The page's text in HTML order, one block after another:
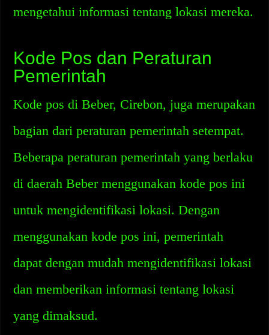
mengetahui informasi tentang lokasi mereka.
Kode Pos dan Peraturan
Pemerintah
Kode pos di Beber, Cirebon, juga merupakan
bagian dari peraturan pemerintah setempat.
Beberapa peraturan pemerintah yang berlaku
di daerah Beber menggunakan kode pos ini
untuk mengidentifikasi lokasi. Dengan
menggunakan kode pos ini, pemerintah
dapat dengan mudah mengidentifikasi lokasi
dan memberikan informasi tentang lokasi
yang dimaksud.